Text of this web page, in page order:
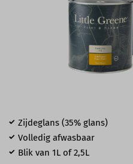
Zijdeglans (35% glans)
Volledig afwasbaar
Blik van 1L of 2,5L